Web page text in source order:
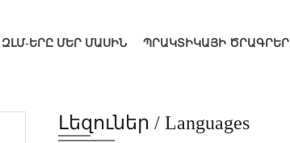
ԶԼՄ-ԵՐԸ ՄԵՐ ՄԱՍԻՆ ՊՐԱԿՏԻԿԱՅԻ ԾՐԱԳՐԵՐ
Լեզուներ / Languages